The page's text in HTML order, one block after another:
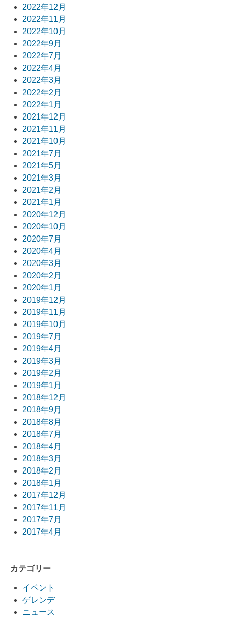
2022年12月
2022年11月
2022年10月
2022年9月
2022年7月
2022年4月
2022年3月
2022年2月
2022年1月
2021年12月
2021年11月
2021年10月
2021年7月
2021年5月
2021年3月
2021年2月
2021年1月
2020年12月
2020年10月
2020年7月
2020年4月
2020年3月
2020年2月
2020年1月
2019年12月
2019年11月
2019年10月
2019年7月
2019年4月
2019年3月
2019年2月
2019年1月
2018年12月
2018年9月
2018年8月
2018年7月
2018年4月
2018年3月
2018年2月
2018年1月
2017年12月
2017年11月
2017年7月
2017年4月
カテゴリー
イベント
ゲレンデ
ニュース